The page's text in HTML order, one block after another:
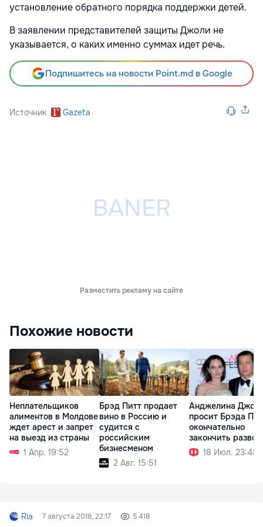
установление обратного порядка поддержки детей.
В заявлении представителей защиты Джоли не
указывается, о каких именно суммах идет речь.
Подпишитесь на новости Point.md в Google
Источник Gazeta
Разместить рекламу на сайте
Похожие новости
Неплательщиков
алиментов в Молдове
ждет арест и запрет
на выезд из страны
1 Апр. 19:52
Брэд Питт продает
вино в Россию и
судится с
российским
бизнесменом
2 Авг. 15:51
Анджелина
просит Брэда
окончательно
закончить развод
18 Июл. 23:48
Ria 7 августа 2018, 22:17 5 418